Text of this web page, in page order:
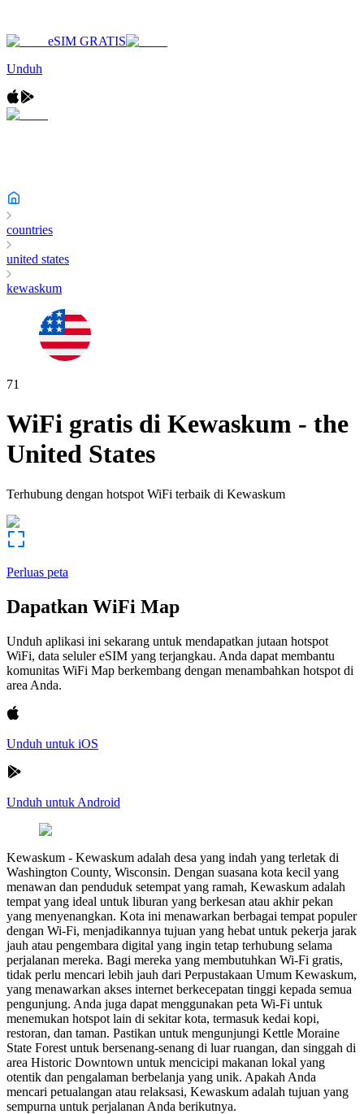
eSIM GRATIS
Unduh
countries
united states
kewaskum
71
WiFi gratis di Kewaskum - the
United States
Terhubung dengan hotspot WiFi terbaik di Kewaskum
Perluas peta
Dapatkan WiFi Map
Unduh aplikasi ini sekarang untuk mendapatkan jutaan hotspot
WiFi, data seluler eSIM yang terjangkau. Anda dapat membantu
komunitas WiFi Map berkembang dengan menambahkan hotspot di
area Anda.
Unduh untuk iOS
Unduh untuk Android
Kewaskum - Kewaskum adalah desa yang indah yang terletak di
Washington County, Wisconsin. Dengan suasana kota kecil yang
menawan dan penduduk setempat yang ramah, Kewaskum adalah
tempat yang ideal untuk liburan yang berkesan atau akhir pekan
yang menyenangkan. Kota ini menawarkan berbagai tempat populer
dengan Wi-Fi, menjadikannya tujuan yang hebat untuk pekerja jarak
jauh atau pengembara digital yang ingin tetap terhubung selama
perjalanan mereka. Bagi mereka yang membutuhkan Wi-Fi gratis,
tidak perlu mencari lebih jauh dari Perpustakaan Umum Kewaskum,
yang menawarkan akses internet berkecepatan tinggi kepada semua
pengunjung. Anda juga dapat menggunakan peta Wi-Fi untuk
menemukan hotspot lain di sekitar kota, termasuk kedai kopi,
restoran, dan taman. Pastikan untuk mengunjungi Kettle Moraine
State Forest untuk bersenang-senang di luar ruangan, dan singgah di
area Historic Downtown untuk mencicipi makanan lokal yang
otentik dan pengalaman berbelanja yang unik. Apakah Anda
mencari petualangan atau relaksasi, Kewaskum adalah tujuan yang
sempurna untuk perjalanan Anda berikutnya.